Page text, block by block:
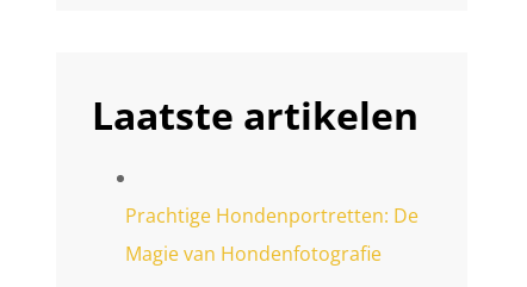
Laatste artikelen
Prachtige Hondenportretten: De
Magie van Hondenfotografie